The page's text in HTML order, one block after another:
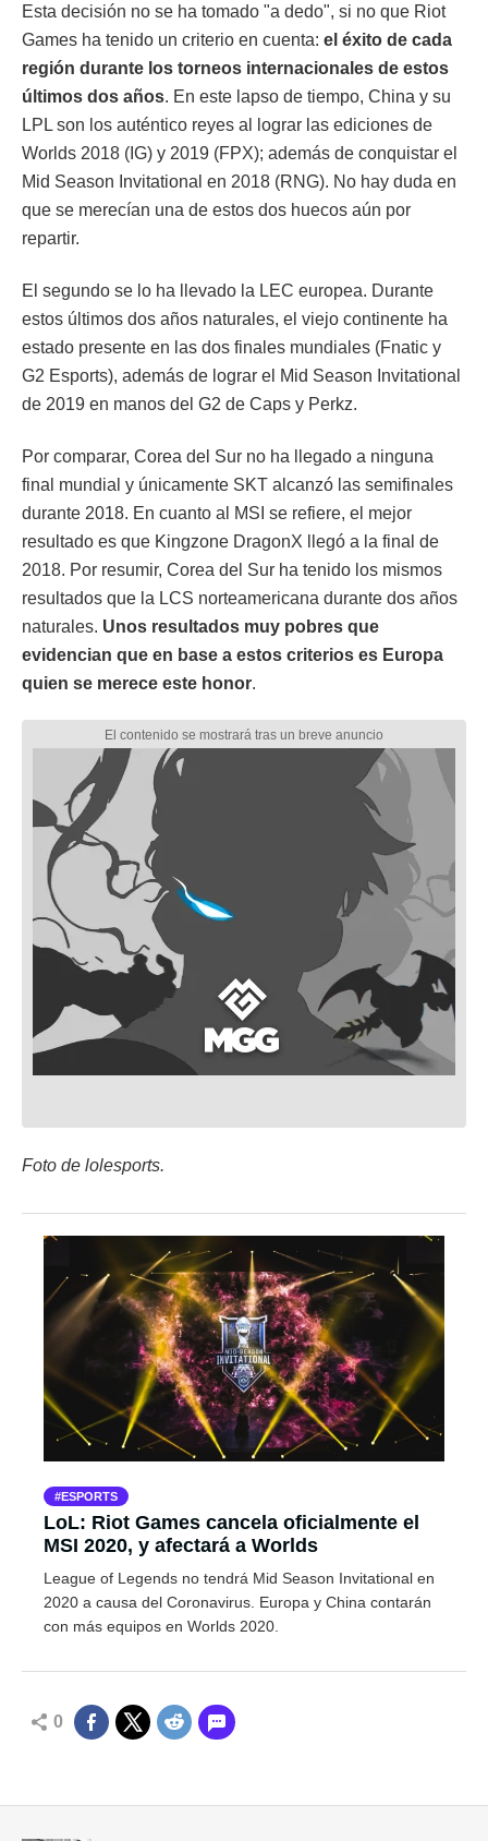
Esta decisión no se ha tomado "a dedo", si no que Riot
Games ha tenido un criterio en cuenta: el éxito de cada
región durante los torneos internacionales de estos
últimos dos años. En este lapso de tiempo, China y su
LPL son los auténtico reyes al lograr las ediciones de
Worlds 2018 (IG) y 2019 (FPX); además de conquistar el
Mid Season Invitational en 2018 (RNG). No hay duda en
que se merecían una de estos dos huecos aún por
repartir.
El segundo se lo ha llevado la LEC europea. Durante
estos últimos dos años naturales, el viejo continente ha
estado presente en las dos finales mundiales (Fnatic y
G2 Esports), además de lograr el Mid Season Invitational
de 2019 en manos del G2 de Caps y Perkz.
Por comparar, Corea del Sur no ha llegado a ninguna
final mundial y únicamente SKT alcanzó las semifinales
durante 2018. En cuanto al MSI se refiere, el mejor
resultado es que Kingzone DragonX llegó a la final de
2018. Por resumir, Corea del Sur ha tenido los mismos
resultados que la LCS norteamericana durante dos años
naturales. Unos resultados muy pobres que
evidencian que en base a estos criterios es Europa
quien se merece este honor.
Foto de lolesports.
ESPORTS
LoL: Riot Games cancela oficialmente el
MSI 2020, y afectará a Worlds
League of Legends no tendrá Mid Season Invitational en
2020 a causa del Coronavirus. Europa y China contarán
con más equipos en Worlds 2020.
0